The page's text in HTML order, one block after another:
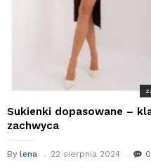
Sukienki dopasowane –
zachwyca
By lena 22 sierpnia 2024 0